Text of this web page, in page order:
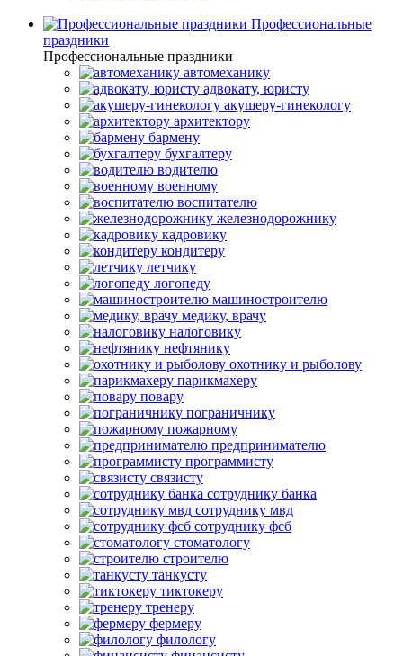
Профессиональные
праздники
Профессиональные праздники
автомеханику
адвокату, юристу
акушеру-гинекологу
архитектору
бармену
бухгалтеру
водителю
военному
воспитателю
железнодорожнику
кадровику
кондитеру
летчику
логопеду
машиностроителю
медику, врачу
налоговику
нефтянику
охотнику и рыболову
парикмахеру
повару
пограничнику
пожарному
предпринимателю
программисту
связисту
сотруднику банка
сотруднику мвд
сотруднику фсб
стоматологу
строителю
танкусту
тиктокеру
тренеру
фермеру
филологу